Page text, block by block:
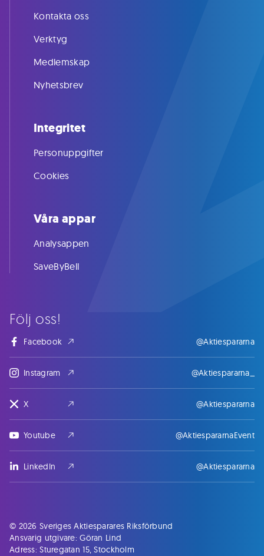
Följ oss!
Facebook @Aktiespararna
Instagram @Aktiespararna_
X @Aktiespararna
Youtube @AktiespararnaEvent
LinkedIn @Aktiespararna
Kontakta oss
Verktyg
Medlemskap
Nyhetsbrev
Integritet
Personuppgifter
Cookies
Våra appar
Analysappen
SaveByBell
© 2026 Sveriges Aktiesparares Riksförbund
Ansvarig utgivare: Göran Lind
Adress: Sturegatan 15, Stockholm